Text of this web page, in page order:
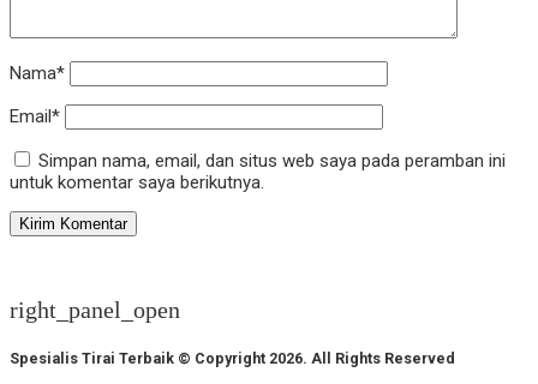
Nama*
Email*
Simpan nama, email, dan situs web saya pada peramban ini
untuk komentar saya berikutnya.
right_panel_open
Spesialis Tirai Terbaik © Copyright 2026. All Rights Reserved